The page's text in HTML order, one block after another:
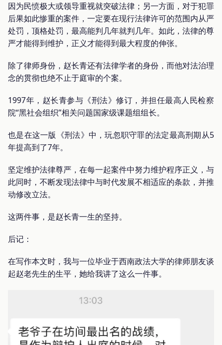
因为民愤极大或领导重视就突破法律；另一方面，对于犯罪
后果如此惨重的案件，一定要在现行法律许可的范围内从严
处罚，顶格处罚，最高能判几年就判几年。如此，法律的尊
严才能得到维护，正义才能得到最大程度的伸张。
除了律师身份，赵长青还有法律学者的身份，而他对法治理
念的贯彻也绝不止于庭审的个案。
1997年，赵长青参与《刑法》修订，并担任最高人民检察
院“黑社会组织”相关问题国家级课题组组长。
也是在这一版《刑法》中，玩忽职守罪的法定最高刑期从5
年提高到了7年。
坚定维护法律尊严，在每一起案件中努力维护程序正义，与
此同时，不断发现法律中与时代发展不相适应的条款，并推
动修改立法。
这两件事，是赵长青一生的坚持。
后记：
在写作本文时，我与一位毕业于西南政法大学的律师朋友谈
起赵老先生的生平，她给我讲了这么一件事。